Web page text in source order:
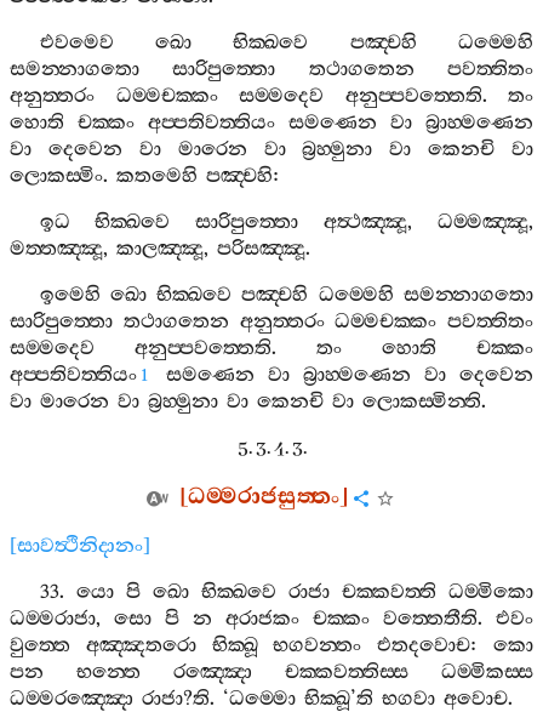
එවමෙව
ඛො භික‍්ඛවෙ පඤ‍්චහි
ධම‍්මෙහි
සමන‍්නාගතො
සාරිපුත‍්තො තථාගතෙන
පවත‍්තිතං
අනුත‍්තරං
ධම‍්මචක‍්කං සම‍්මදෙව අනුප‍්පවත‍්තෙති. තං
හොති
චක‍්කං අප‍්පතිවත‍්තියං සමණෙන වා බ්‍රාහ‍්මණෙන
වා
දෙවෙන වා මාරෙන වා බ්‍රහ‍්මුනා වා කෙනචි
වා
ලොකස‍්මිං. කතමෙහි පඤ‍්චහි:
ඉධ
භික‍්ඛවෙ සාරිපුත‍්තො අත්‍ථඤ‍්ඤූ, ධම‍්මඤ‍්ඤූ,
මත‍්තඤ‍්ඤූ, කාලඤ‍්ඤූ, පරිසඤ‍්ඤූ.
ඉමෙහි ඛො භික‍්ඛවෙ පඤ‍්චහි ධම‍්මෙහි සමන‍්නාගතො
සාරිපුත‍්තො තථාගතෙන අනුත‍්තරං ධම‍්මචක‍්කං පවත‍්තිතං
සම‍්මදෙව
අනුප‍්පවත‍්තෙති. තං හොති
චක‍්කං
අප‍්පතිවත‍්තියං 1 සමණෙන වා බ්‍රාහ‍්මණෙන වා දෙවෙන
වා මාරෙන වා බ්‍රහ‍්මුනා වා කෙනචි වා ලොකස‍්මින‍්ති.
5. 3. 4. 3.
[ධම‍්මරාජසුත‍්තං]
[සාවත්‍ථිනිදානං]
33. යො පි ඛො භික‍්ඛවෙ රාජා චක‍්කවත‍්ති ධම‍්මිකො
ධම‍්මරාජා, සො පි න අරාජකං චක‍්කං වත‍්තෙතීති. එවං
වුත‍්තෙ
අඤ‍්ඤතරො භික‍්ඛූ භගවන‍්තං එතදවොච:කො
පන
භන‍්තෙ රඤ‍්ඤො චක‍්කවත‍්තිස‍්ස
ධම‍්මිකස‍්ස
ධම‍්මරඤ‍්ඤො රාජා?ති. ‘ධම‍්මො භික‍්ඛූ’ති භගවා අවොච.